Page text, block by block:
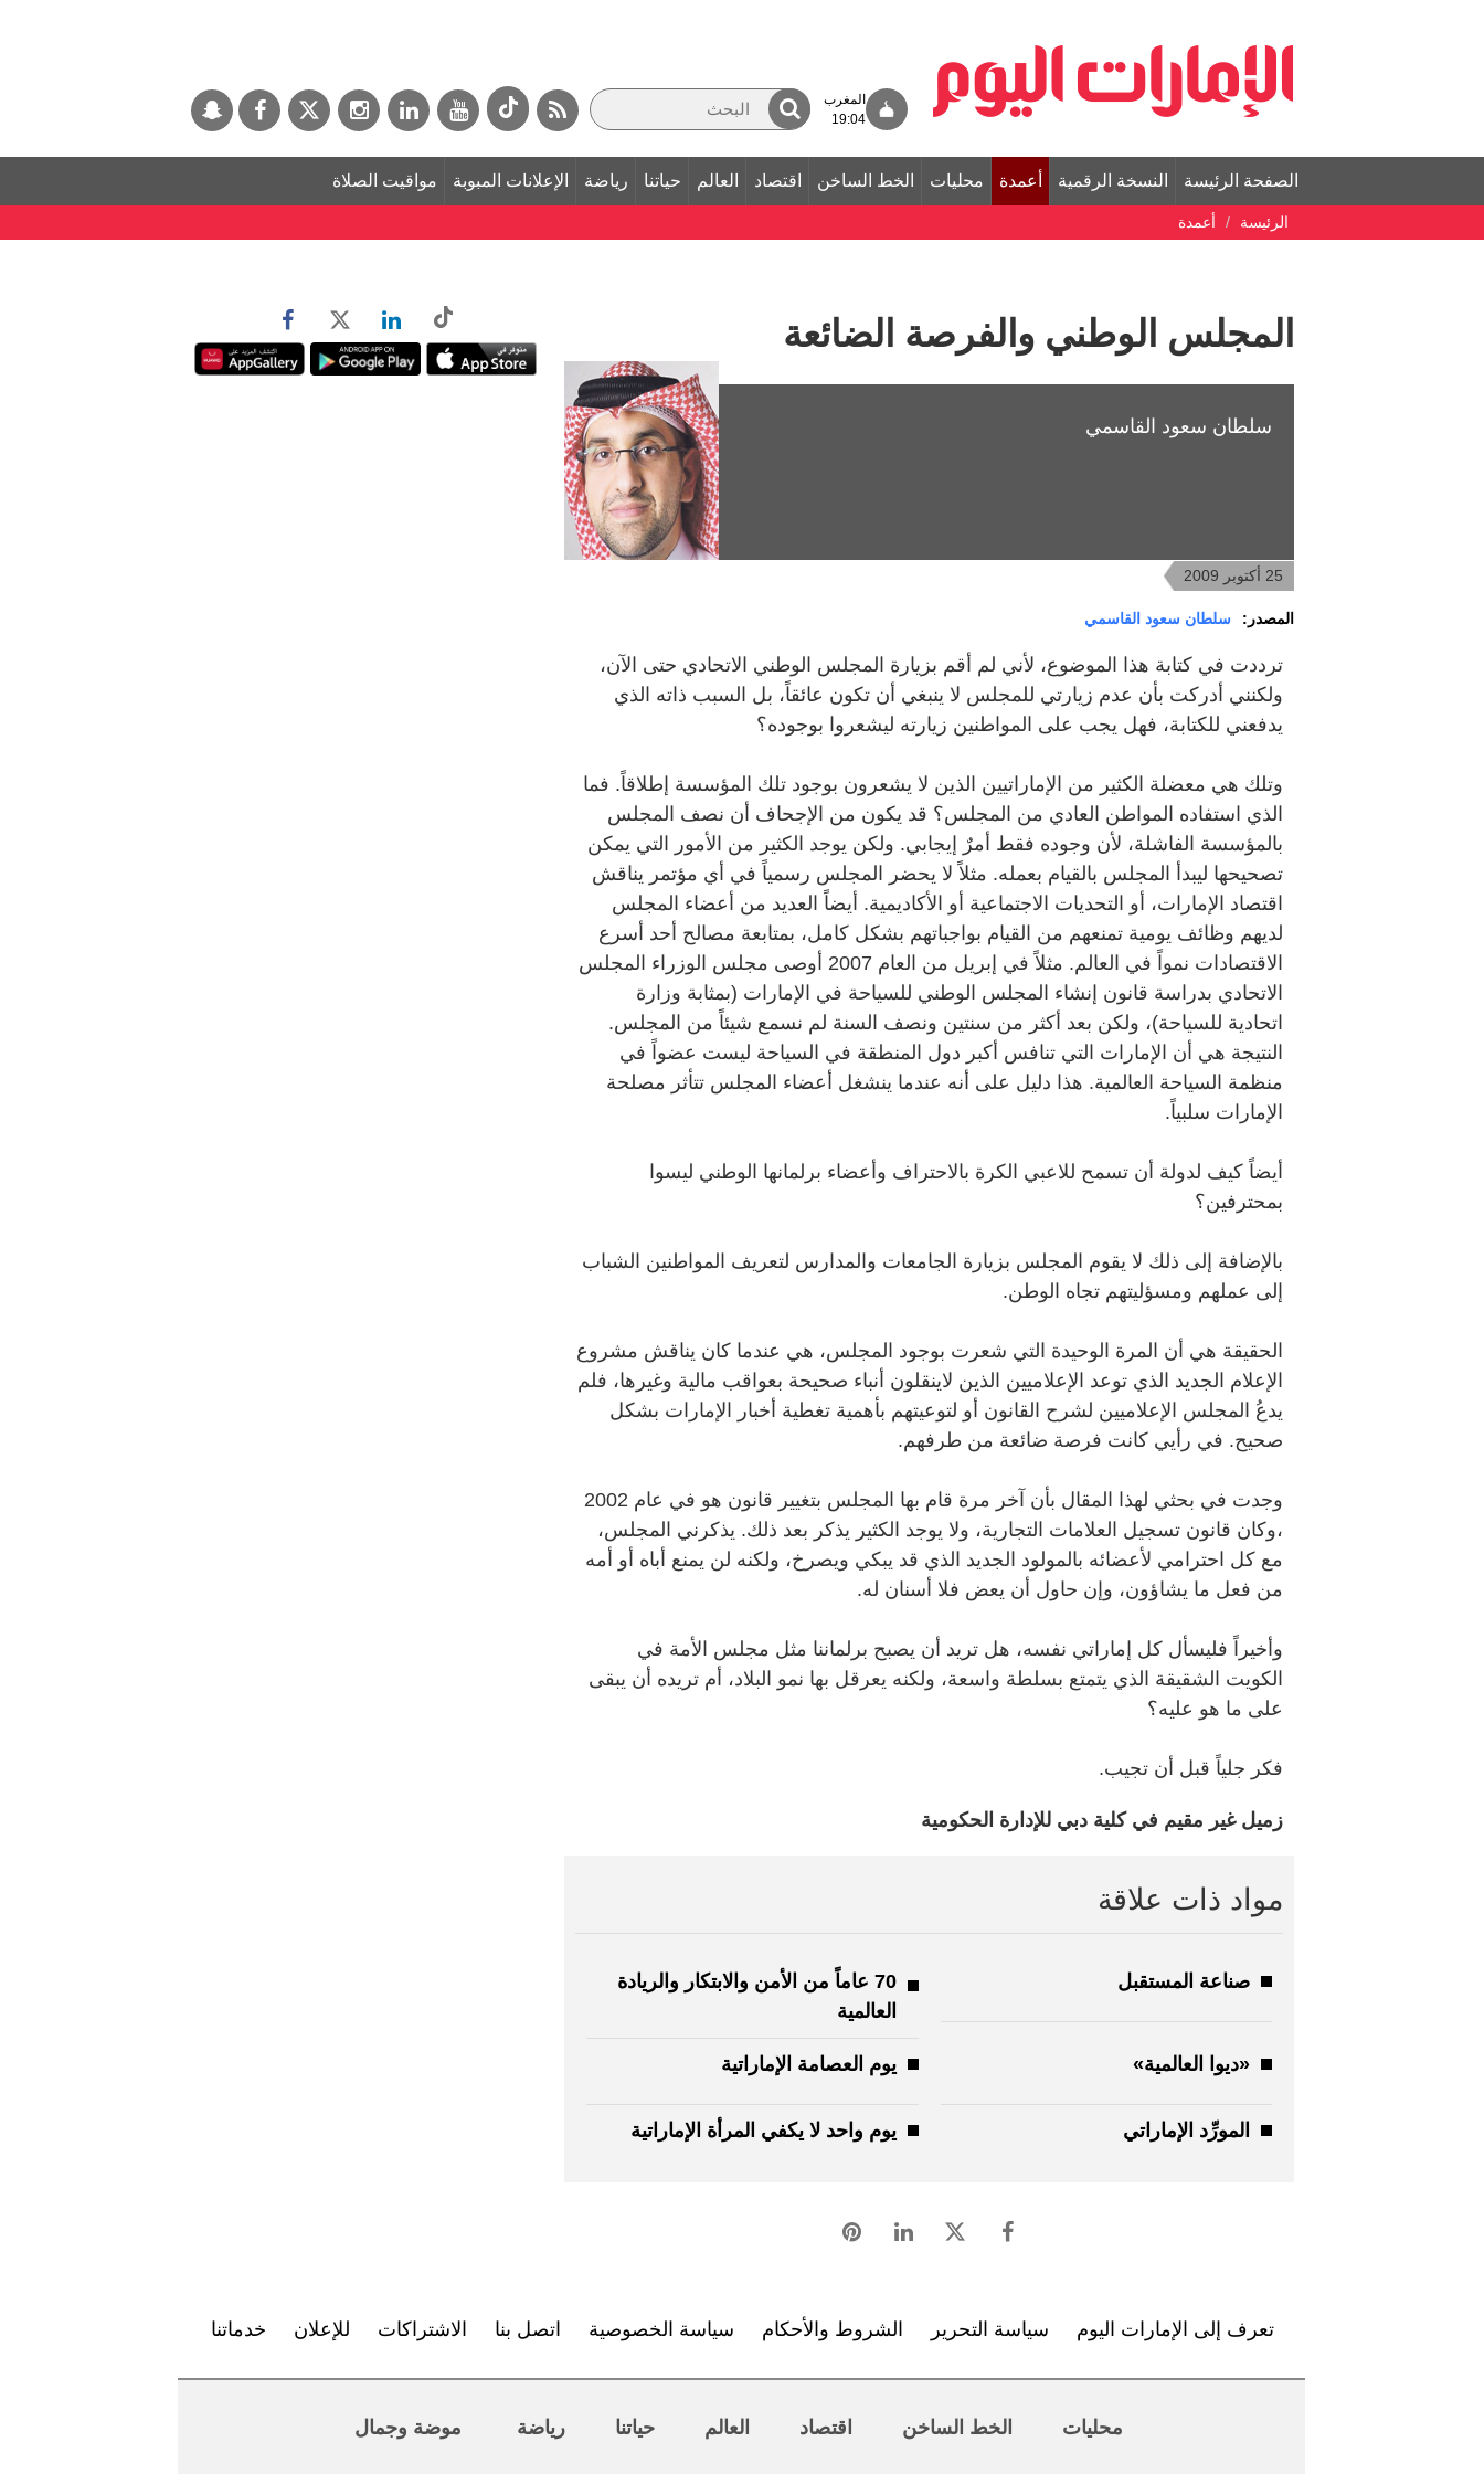
المغرب
19:04
الصفحة الرئيسة النسخة الرقمية أعمدة محليات الخط الساخن اقتصاد العالم حياتنا رياضة الإعلانات المبوبة مواقيت الصلاة
الرئيسة أعمدة
المجلس الوطني والفرصة الضائعة
سلطان سعود القاسمي
25 أكتوبر 2009
المصدر: سلطان سعود القاسمي
ترددت في كتابة هذا الموضوع، لأني لم أقم بزيارة المجلس الوطني الاتحادي حتى الآن،
ولكنني أدركت بأن عدم زيارتي للمجلس لا ينبغي أن تكون عائقاً، بل السبب ذاته الذي
يدفعني للكتابة، فهل يجب على المواطنين زيارته ليشعروا بوجوده؟
وتلك هي معضلة الكثير من الإماراتيين الذين لا يشعرون بوجود تلك المؤسسة إطلاقاً. فما
الذي استفاده المواطن العادي من المجلس؟ قد يكون من الإجحاف أن نصف المجلس
بالمؤسسة الفاشلة، لأن وجوده فقط أمرٌ إيجابي. ولكن يوجد الكثير من الأمور التي يمكن
تصحيحها ليبدأ المجلس بالقيام بعمله. مثلاً لا يحضر المجلس رسمياً في أي مؤتمر يناقش
اقتصاد الإمارات، أو التحديات الاجتماعية أو الأكاديمية. أيضاً العديد من أعضاء المجلس
لديهم وظائف يومية تمنعهم من القيام بواجباتهم بشكل كامل، بمتابعة مصالح أحد أسرع
الاقتصادات نمواً في العالم. مثلاً في إبريل من العام 2007 أوصى مجلس الوزراء المجلس
الاتحادي بدراسة قانون إنشاء المجلس الوطني للسياحة في الإمارات (بمثابة وزارة
اتحادية للسياحة)، ولكن بعد أكثر من سنتين ونصف السنة لم نسمع شيئاً من المجلس.
النتيجة هي أن الإمارات التي تنافس أكبر دول المنطقة في السياحة ليست عضواً في
منظمة السياحة العالمية. هذا دليل على أنه عندما ينشغل أعضاء المجلس تتأثر مصلحة
الإمارات سلبياً.
أيضاً كيف لدولة أن تسمح للاعبي الكرة بالاحتراف وأعضاء برلمانها الوطني ليسوا
بمحترفين؟
بالإضافة إلى ذلك لا يقوم المجلس بزيارة الجامعات والمدارس لتعريف المواطنين الشباب
إلى عملهم ومسؤليتهم تجاه الوطن.
الحقيقة هي أن المرة الوحيدة التي شعرت بوجود المجلس، هي عندما كان يناقش مشروع
الإعلام الجديد الذي توعد الإعلاميين الذين لاينقلون أنباء صحيحة بعواقب مالية وغيرها، فلم
يدعُ المجلس الإعلاميين لشرح القانون أو لتوعيتهم بأهمية تغطية أخبار الإمارات بشكل
صحيح. في رأيي كانت فرصة ضائعة من طرفهم.
وجدت في بحثي لهذا المقال بأن آخر مرة قام بها المجلس بتغيير قانون هو في عام 2002
،وكان قانون تسجيل العلامات التجارية، ولا يوجد الكثير يذكر بعد ذلك. يذكرني المجلس،
مع كل احترامي لأعضائه بالمولود الجديد الذي قد يبكي ويصرخ، ولكنه لن يمنع أباه أو أمه
من فعل ما يشاؤون، وإن حاول أن يعض فلا أسنان له.
وأخيراً فليسأل كل إماراتي نفسه، هل تريد أن يصبح برلماننا مثل مجلس الأمة في
الكويت الشقيقة الذي يتمتع بسلطة واسعة، ولكنه يعرقل بها نمو البلاد، أم تريده أن يبقى
على ما هو عليه؟
فكر جلياً قبل أن تجيب.
زميل غير مقيم في كلية دبي للإدارة الحكومية
مواد ذات علاقة
صناعة المستقبل
70 عاماً من الأمن والابتكار والريادة
العالمية
«ديوا العالمية» يوم العصامة الإماراتية
المورِّد الإماراتي يوم واحد لا يكفي المرأة الإماراتية
تعرف إلى الإمارات اليوم سياسة التحرير الشروط والأحكام سياسة الخصوصية اتصل بنا الاشتراكات للإعلان خدماتنا
محليات الخط الساخن اقتصاد العالم حياتنا رياضة موضة وجمال